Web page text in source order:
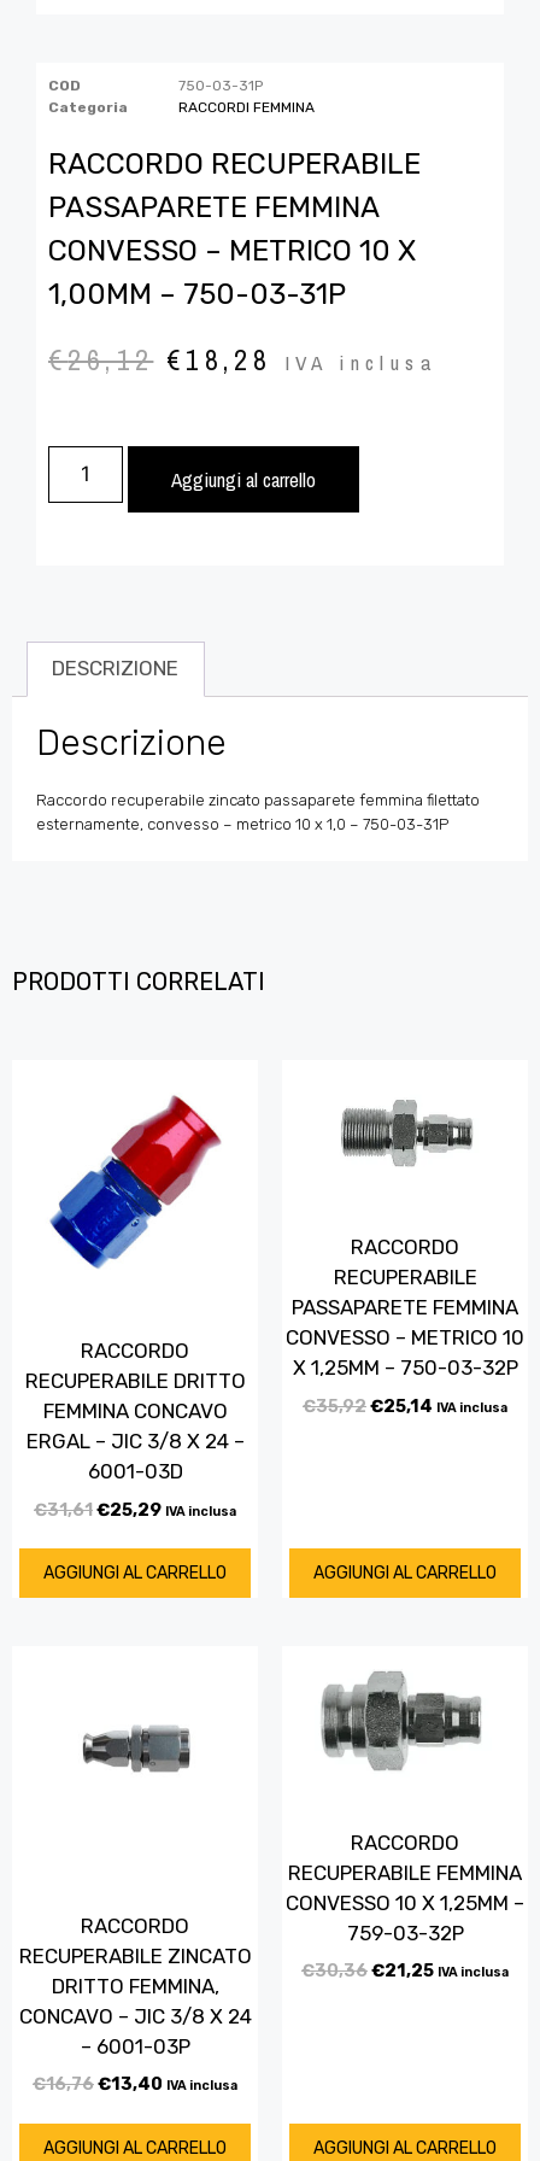
COD
750-03-31P
Categoria
RACCORDI FEMMINA
RACCORDO RECUPERABILE
PASSAPARETE FEMMINA
CONVESSO – METRICO 10 X
1,00MM – 750-03-31P
€26,12 €18,28 IVA inclusa
Aggiungi al carrello
DESCRIZIONE
Descrizione
Raccordo recuperabile zincato passaparete femmina filettato
esternamente, convesso – metrico 10 x 1,0 – 750-03-31P
PRODOTTI CORRELATI
RACCORDO
RECUPERABILE DRITTO
FEMMINA CONCAVO
ERGAL – JIC 3/8 X 24 –
6001-03D
€31,61€25,29 IVA inclusa
AGGIUNGI AL CARRELLO
RACCORDO
RECUPERABILE
PASSAPARETE FEMMINA
CONVESSO – METRICO 10
X 1,25MM – 750-03-32P
€35,92€25,14 IVA inclusa
AGGIUNGI AL CARRELLO
RACCORDO
RECUPERABILE ZINCATO
DRITTO FEMMINA,
CONCAVO – JIC 3/8 X 24
– 6001-03P
€16,76€13,40 IVA inclusa
AGGIUNGI AL CARRELLO
RACCORDO
RECUPERABILE FEMMINA
CONVESSO 10 X 1,25MM –
759-03-32P
€30,36€21,25 IVA inclusa
AGGIUNGI AL CARRELLO